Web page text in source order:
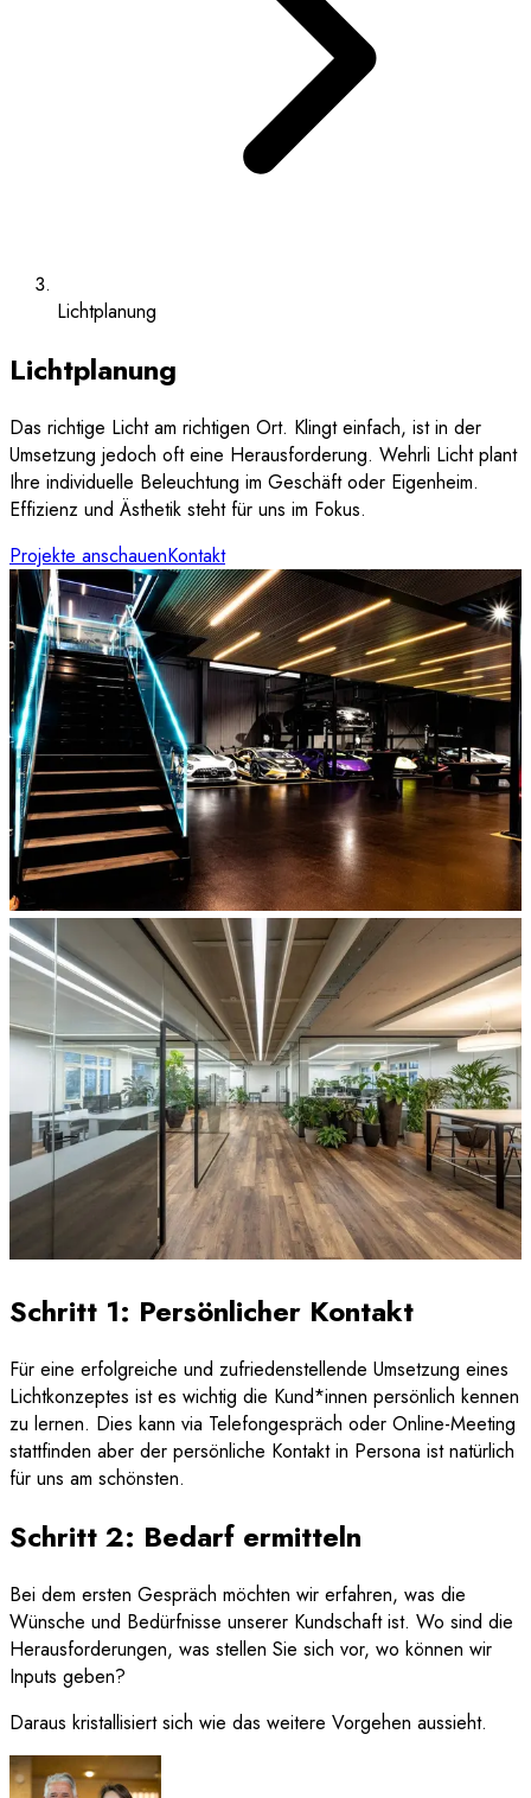
Lichtplanung
Lichtplanung
Das richtige Licht am richtigen Ort. Klingt einfach, ist in der
Umsetzung jedoch oft eine Herausforderung. Wehrli Licht plant
Ihre individuelle Beleuchtung im Geschäft oder Eigenheim.
Effizienz und Ästhetik steht für uns im Fokus.
Projekte anschauenKontakt
Schritt 1: Persönlicher Kontakt
Für eine erfolgreiche und zufriedenstellende Umsetzung eines
Lichtkonzeptes ist es wichtig die Kund*innen persönlich kennen
zu lernen. Dies kann via Telefongespräch oder Online-Meeting
stattfinden aber der persönliche Kontakt in Persona ist natürlich
für uns am schönsten.
Schritt 2: Bedarf ermitteln
Bei dem ersten Gespräch möchten wir erfahren, was die
Wünsche und Bedürfnisse unserer Kundschaft ist. Wo sind die
Herausforderungen, was stellen Sie sich vor, wo können wir
Inputs geben?
Daraus kristallisiert sich wie das weitere Vorgehen aussieht.